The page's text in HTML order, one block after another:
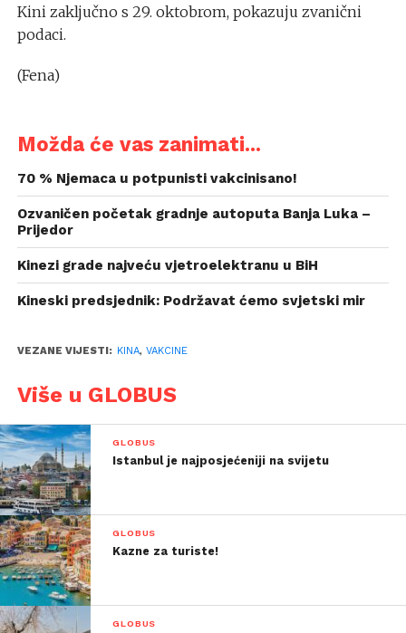
Kini zaključno s 29. oktobrom, pokazuju zvanični
podaci.
(Fena)
Možda će vas zanimati...
70 % Njemaca u potpunisti vakcinisano!
Ozvaničen početak gradnje autoputa Banja Luka –
Prijedor
Kinezi grade najveću vjetroelektranu u BiH
Kineski predsjednik: Podržavat ćemo svjetski mir
VEZANE VIJESTI: KINA, VAKCINE
Više u GLOBUS
GLOBUS
Istanbul je najposjećeniji na svijetu
GLOBUS
Kazne za turiste!
GLOBUS